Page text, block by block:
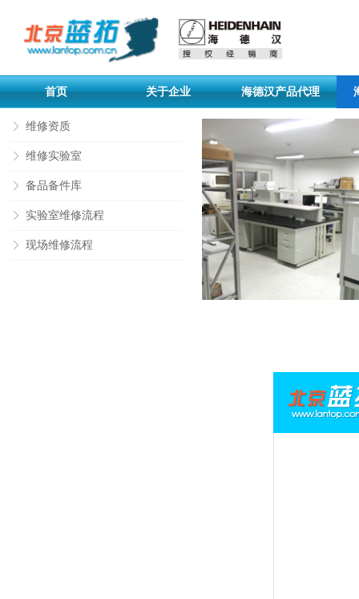
首页 关于企业 海德汉产品代理
ꁕ 维修资质
ꁕ 维修实验室
ꁕ 备品备件库
ꁕ 实验室维修流程
ꁕ 现场维修流程